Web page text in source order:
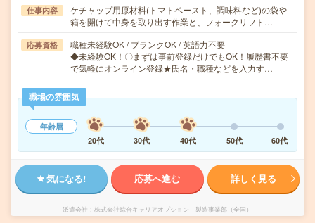
仕事内容
ケチャップ用原材料(トマトペースト、調味料など)の袋や
箱を開けて中身を取り出す作業と、フォークリフト…
応募資格
職種未経験OK / ブランクOK / 英語力不要
◆未経験OK！〇まずは事前登録だけでもOK！履歴書不要
で気軽にオンライン登録★氏名・職種などを入力す…
職場の雰囲気
年齢層
20代
30代 40代 50代 60代
気になる! 応募へ進む 詳しく見る
派遣会社 株式会社綜合キャリアオプション 製造事業部（全国）